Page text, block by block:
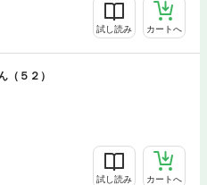
試し読み カートへ
（５２）
試し読み カートへ